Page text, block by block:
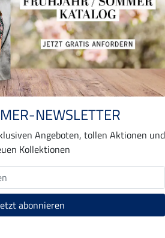
NEWSLETTER
Angeboten, tollen Aktionen und
Kollektionen